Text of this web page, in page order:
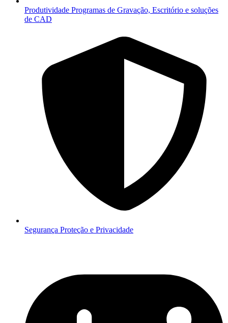
Produtividade Programas de Gravação, Escritório e soluções
de CAD
Segurança Proteção e Privacidade